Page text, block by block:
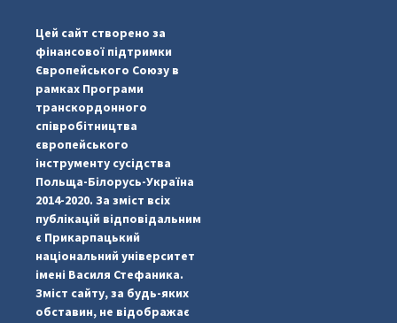
Цей сайт створено за
фінансової підтримки
Європейського Союзу в
рамках Програми
транскордонного
співробітництва
європейського
інструменту сусідства
Польща-Білорусь-Україна
2014-2020. За зміст всіх
публікацій відповідальним
є Прикарпацький
національний університет
імені Василя Стефаника.
Зміст сайту, за будь-яких
обставин, не відображає